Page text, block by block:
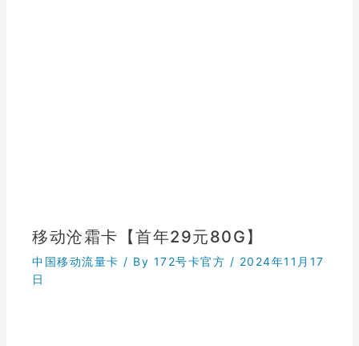
移动沧霜卡【首年29元80G】
中国移动流量卡 / By 172号卡官方 / 2024年11月17
日